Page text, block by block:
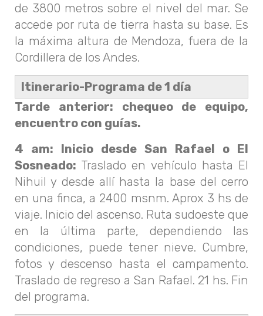
de 3800 metros sobre el nivel del mar. Se
accede por ruta de tierra hasta su base. Es
la máxima altura de Mendoza, fuera de la
Cordillera de los Andes.
Itinerario-Programa de 1 día
Tarde anterior: chequeo de equipo,
encuentro con guías.
4 am: Inicio desde San Rafael o El
Sosneado: Traslado en vehículo hasta El
Nihuil y desde allí hasta la base del cerro
en una finca, a 2400 msnm. Aprox 3 hs de
viaje. Inicio del ascenso. Ruta sudoeste que
en la última parte, dependiendo las
condiciones, puede tener nieve. Cumbre,
fotos y descenso hasta el campamento.
Traslado de regreso a San Rafael. 21 hs. Fin
del programa.